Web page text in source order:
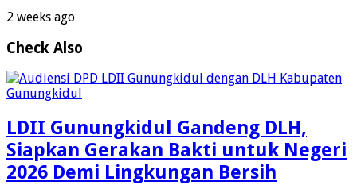
2 weeks ago
Check Also
LDII Gunungkidul Gandeng DLH,
Siapkan Gerakan Bakti untuk Negeri
2026 Demi Lingkungan Bersih